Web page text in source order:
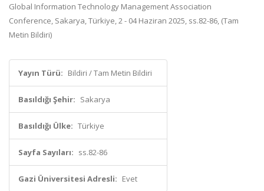
Global Information Technology Management Association
Conference, Sakarya, Türkiye, 2 - 04 Haziran 2025, ss.82-86, (Tam
Metin Bildiri)
Yayın Türü: Bildiri / Tam Metin Bildiri
Basıldığı Şehir: Sakarya
Basıldığı Ülke: Türkiye
Sayfa Sayıları: ss.82-86
Gazi Üniversitesi Adresli: Evet